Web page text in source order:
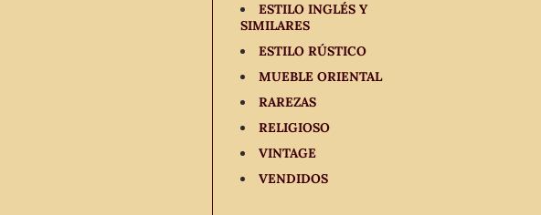
ESTILO INGLÉS Y
SIMILARES
ESTILO RÚSTICO
MUEBLE ORIENTAL
RAREZAS
RELIGIOSO
VINTAGE
VENDIDOS